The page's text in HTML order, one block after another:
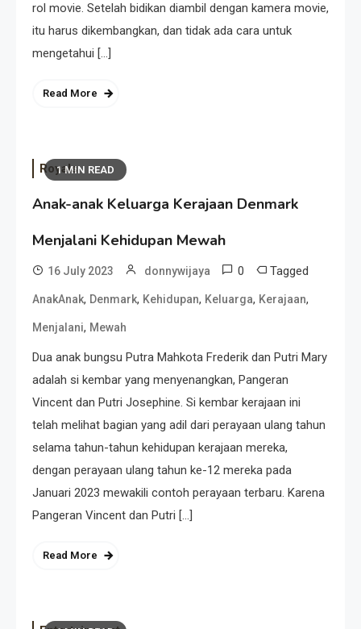
rol movie. Setelah bidikan diambil dengan kamera movie,
itu harus dikembangkan, dan tidak ada cara untuk
mengetahui […]
Read More
1 MIN READ
Royals
Anak-anak Keluarga Kerajaan Denmark
Menjalani Kehidupan Mewah
16 July 2023 donnywijaya 0 Tagged
AnakAnak, Denmark, Kehidupan, Keluarga, Kerajaan,
Menjalani, Mewah
Dua anak bungsu Putra Mahkota Frederik dan Putri Mary
adalah si kembar yang menyenangkan, Pangeran
Vincent dan Putri Josephine. Si kembar kerajaan ini
telah melihat bagian yang adil dari perayaan ulang tahun
selama tahun-tahun kehidupan kerajaan mereka,
dengan perayaan ulang tahun ke-12 mereka pada
Januari 2023 mewakili contoh perayaan terbaru. Karena
Pangeran Vincent dan Putri […]
Read More